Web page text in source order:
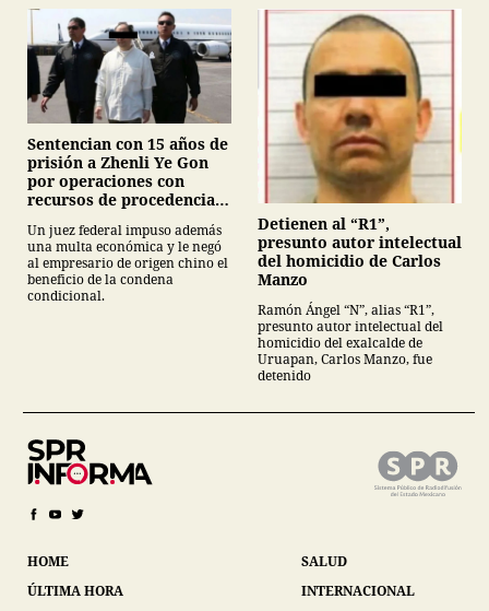
Sentencian con 15 años de
prisión a Zhenli Ye Gon
por operaciones con
recursos de procedencia
Un juez federal impuso además
una multa económica y le negó
al empresario de origen chino el
beneficio de la condena
condicional.
Detienen al “R1”,
presunto autor intelectual
del homicidio de Carlos
Manzo
Ramón Ángel “N”, alias “R1”,
presunto autor intelectual del
homicidio del exalcalde de
Uruapan, Carlos Manzo, fue
detenido
HOME
ÚLTIMA HORA
SALUD
INTERNACIONAL